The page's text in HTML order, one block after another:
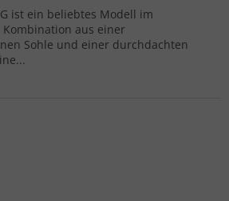
ist ein beliebtes Modell im
aus einer
Sohle und einer durchdachten